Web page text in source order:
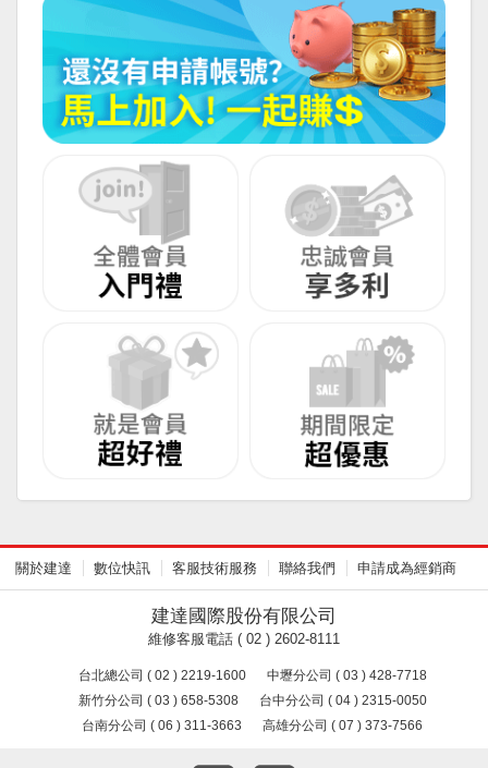
關於建達 數位快訊 客服技術服務 聯絡我們 申請成為經銷商
建達國際股份有限公司
維修客服電話 ( 02 ) 2602-8111
台北總公司 ( 02 ) 2219-1600
中壢分公司 ( 03 ) 428-7718
新竹分公司 ( 03 ) 658-5308
台中分公司 ( 04 ) 2315-0050
台南分公司 ( 06 ) 311-3663
高雄分公司 ( 07 ) 373-7566